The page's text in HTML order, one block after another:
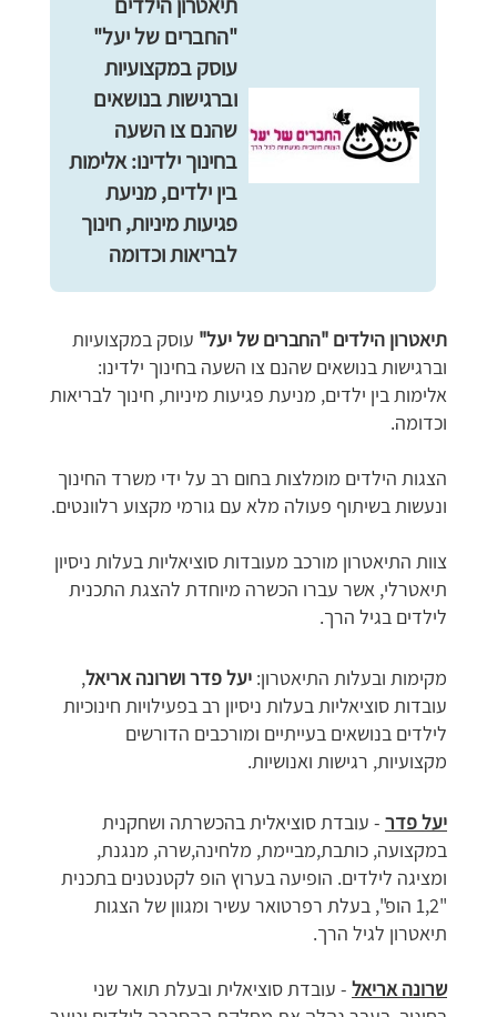
"החברים של יעל"
עוסק במקצועיות
וברגישות בנושאים
שהנם צו השעה
בחינוך ילדינו: אלימות
בין ילדים, מניעת
פגיעות מיניות, חינוך
לבריאות וכדומה
תיאטרון הילדים "החברים של יעל" עוסק במקצועיות
וברגישות בנושאים שהנם צו השעה בחינוך ילדינו:
אלימות בין ילדים, מניעת פגיעות מיניות, חינוך לבריאות
וכדומה.
הצגות הילדים מומלצות בחום רב על ידי משרד החינוך
ונעשות בשיתוף פעולה מלא עם גורמי מקצוע רלוונטים.
צוות התיאטרון מורכב מעובדות סוציאליות בעלות ניסיון
תיאטרלי, אשר עברו הכשרה מיוחדת להצגת התכנית
לילדים בגיל הרך.
מקימות ובעלות התיאטרון: יעל פדר ושרונה אריאל,
עובדות סוציאליות בעלות ניסיון רב בפעילויות חינוכיות
לילדים בנושאים בעייתיים ומורכבים הדורשים
מקצועיות, רגישות ואנושיות.
יעל פדר - עובדת סוציאלית בהכשרתה ושחקנית
במקצועה, כותבת,מביימת, מלחינה,שרה, מנגנת,
ומציגה לילדים. הופיעה בערוץ הופ לקטנטנים בתכנית
"1,2 הופ", בעלת רפרטואר עשיר ומגוון של הצגות
תיאטרון לגיל הרך.
שרונה אריאל - עובדת סוציאלית ובעלת תואר שני